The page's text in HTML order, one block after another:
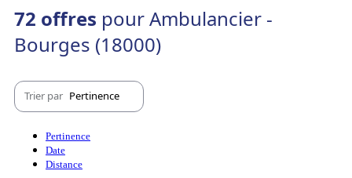
72 offres pour Ambulancier -
Bourges (18000)
Trier par Pertinence
Pertinence
Date
Distance